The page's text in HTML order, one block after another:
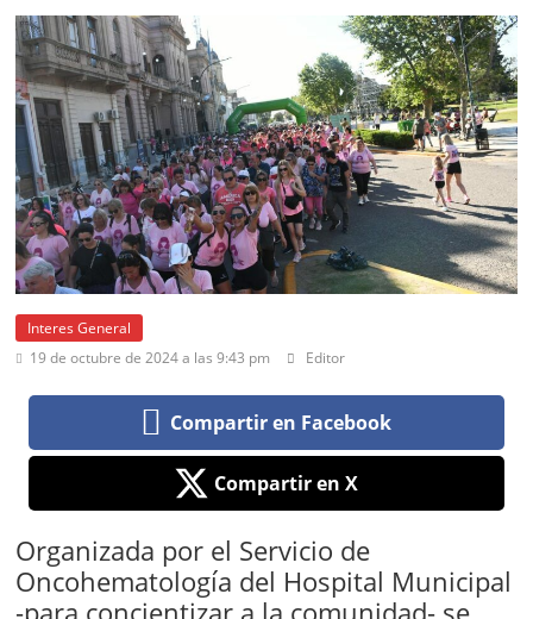
Interes General
19 de octubre de 2024 a las 9:43 pm
Editor
Compartir en Facebook
Compartir en X
Organizada por el Servicio de
Oncohematología del Hospital Municipal